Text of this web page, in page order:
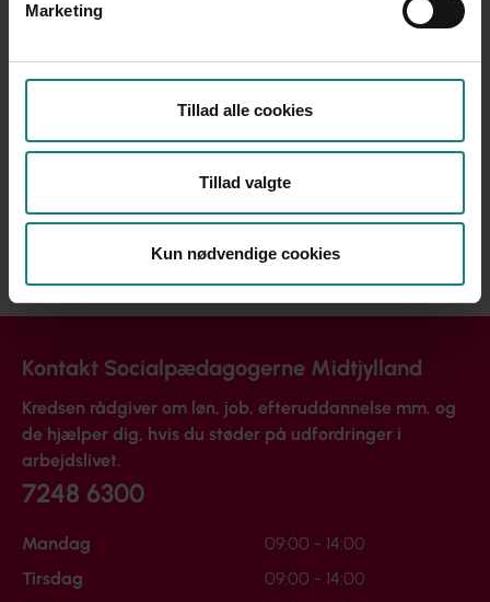
Marketing
Tillad alle cookies
Tillad valgte
Kun nødvendige cookies
Kredsens arrangementer
Til dig der er tillidsvalgt
Kommunerne, regionen og private
Medlemsgrupper
Kontakt Socialpædagogerne Midtjylland
Kredsen rådgiver om løn, job, efteruddannelse mm. og
de hjælper dig, hvis du støder på udfordringer i
arbejdslivet.
7248 6300
Mandag
09:00 - 14:00
Tirsdag
09:00 - 14:00